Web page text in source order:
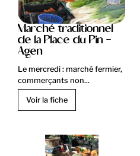
Marché traditionnel
de la Place du Pin -
Agen
Le mercredi : marché fermier,
commerçants non...
Voir la fiche